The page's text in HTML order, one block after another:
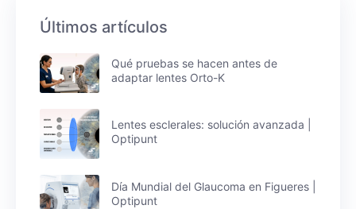
Últimos artículos
Qué pruebas se hacen antes de
adaptar lentes Orto-K
Lentes esclerales: solución avanzada |
Optipunt
Día Mundial del Glaucoma en Figueres |
Optipunt